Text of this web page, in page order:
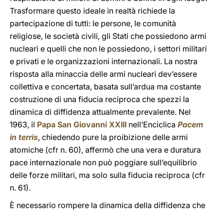
Trasformare questo ideale in realtà richiede la
partecipazione di tutti: le persone, le comunità
religiose, le società civili, gli Stati che possiedono armi
nucleari e quelli che non le possiedono, i settori militari
e privati e le organizzazioni internazionali. La nostra
risposta alla minaccia delle armi nucleari dev’essere
collettiva e concertata, basata sull’ardua ma costante
costruzione di una fiducia reciproca che spezzi la
dinamica di diffidenza attualmente prevalente. Nel
1963, il Papa San Giovanni XXIII nell’Enciclica Pacem
in terris, chiedendo pure la proibizione delle armi
atomiche (cfr n. 60), affermò che una vera e duratura
pace internazionale non può poggiare sull’equilibrio
delle forze militari, ma solo sulla fiducia reciproca (cfr
n. 61).
È necessario rompere la dinamica della diffidenza che